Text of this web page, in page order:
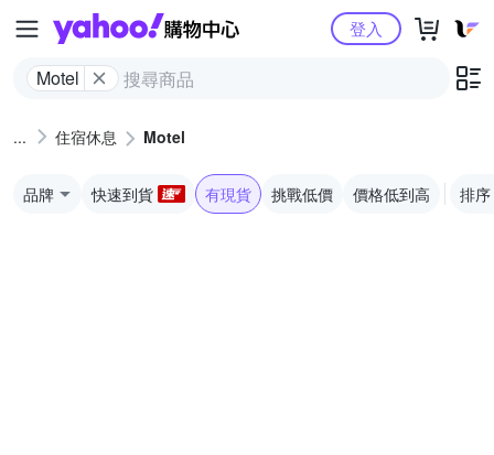
Yahoo購物中心
Motel
登入
住宿休息 Motel
品牌 快速到貨 有現貨 挑戰低價 價格低到高 排序